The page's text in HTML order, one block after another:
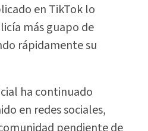
en TikTok lo
más guapo de
rápidamente su
ha continuado
en redes sociales,